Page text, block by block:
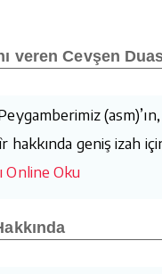
veren Cevşen
hakkında geniş izah
Online Oku